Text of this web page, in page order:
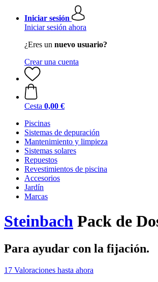
Iniciar sesión
Iniciar sesión ahora
¿Eres un nuevo usuario?
Crear una cuenta
Cesta 0,00 €
Piscinas
Sistemas de depuración
Mantenimiento y limpieza
Sistemas solares
Repuestos
Revestimientos de piscina
Accesorios
Jardín
Marcas
Steinbach Pack de
Para ayudar con la fijación.
17 Valoraciones hasta ahora